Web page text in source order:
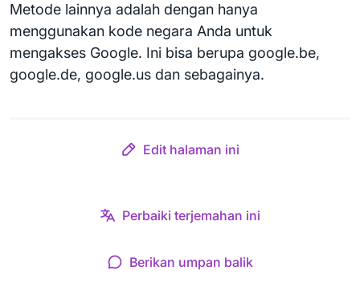
Metode lainnya adalah dengan hanya
menggunakan kode negara Anda untuk
mengakses Google. Ini bisa berupa google.be,
google.de, google.us dan sebagainya.
Edit halaman ini
Perbaiki terjemahan ini
Berikan umpan balik